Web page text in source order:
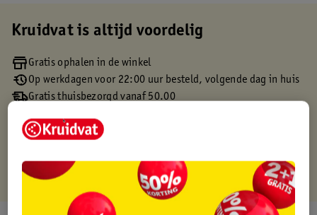
Kruidvat is altijd voordelig
Gratis ophalen in de winkel
Op werkdagen voor 22:00 uur besteld, volgende dag in huis
Gratis thuisbezorgd vanaf 50.00
Gratis punten met je Kruidvat kaart